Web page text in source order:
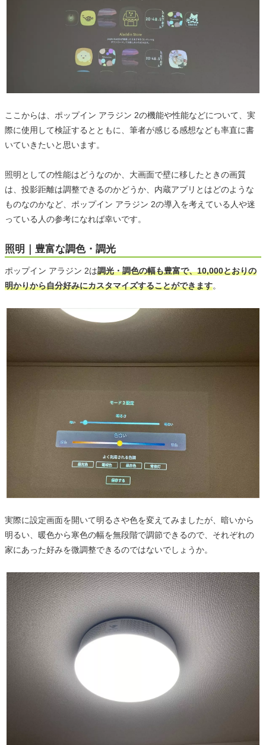
ここからは、ポップイン アラジン 2の機能や性能などについて、実
際に使用して検証するとともに、筆者が感じる感想なども率直に書
いていきたいと思います。
照明としての性能はどうなのか、大画面で壁に移したときの画質
は、投影距離は調整できるのかどうか、内蔵アプリとはどのような
ものなのかなど、ポップイン アラジン 2の導入を考えている人や迷
っている人の参考になれば幸いです。
照明｜豊富な調色・調光
ポップイン アラジン 2は調光・調色の幅も豊富で、10,000とおりの
明かりから自分好みにカスタマイズすることができます。
実際に設定画面を開いて明るさや色を変えてみましたが、暗いから
明るい、暖色から寒色の幅を無段階で調節できるので、それぞれの
家にあった好みを微調整できるのではないでしょうか。